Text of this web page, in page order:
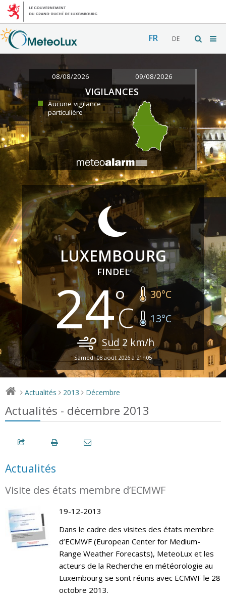
FR DE
08/08/2026 09/08/2026
VIGILANCES
Aucune vigilance
particulière
LUXEMBOURG
FINDEL
24 30°C
13°C
Sud 2 km/h
Samedi 08 août 2026 à 21h05
> Actualités > 2013 > Décembre
Actualités - décembre 2013
Actualités
Visite des états membre d’ECMWF
19-12-2013
Dans le cadre des visites des états membre
d’ECMWF (European Center for Medium-
Range Weather Forecasts), MeteoLux et les
acteurs de la Recherche en météorologie au
Luxembourg se sont réunis avec ECMWF le 28
octobre 2013.